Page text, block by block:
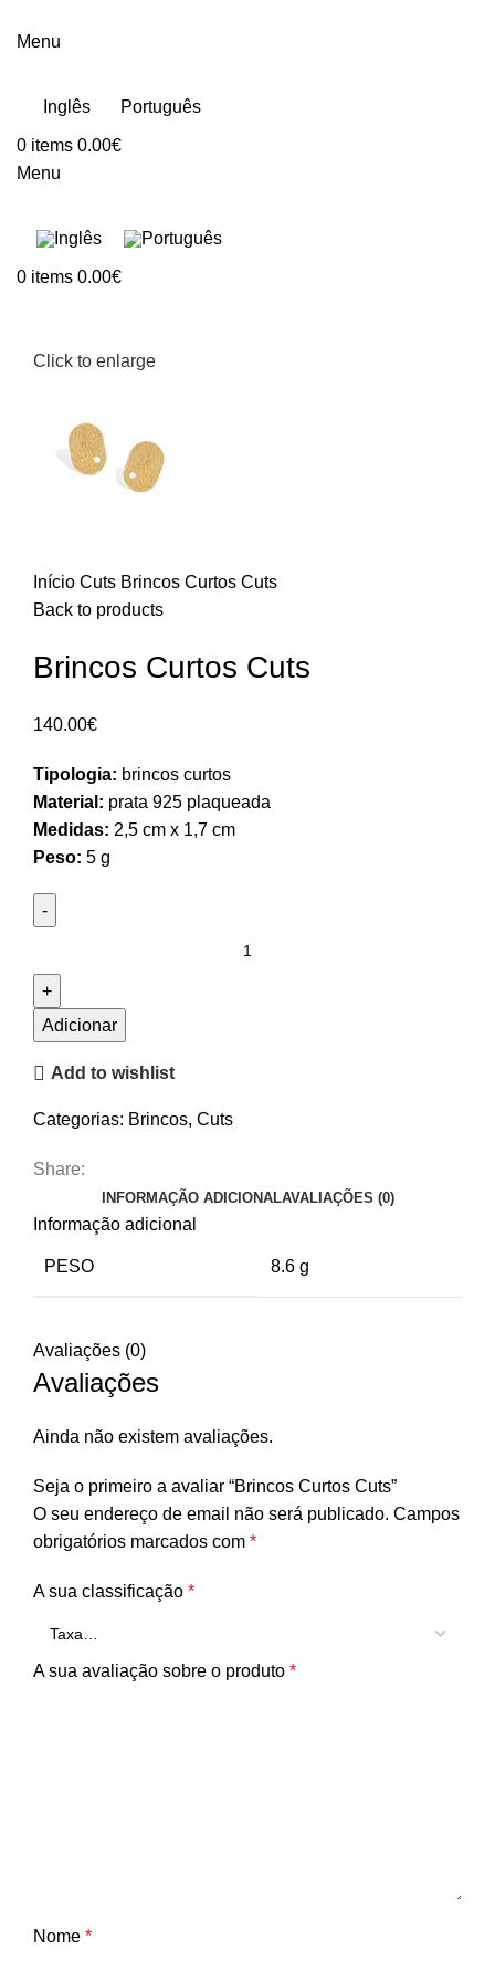
Menu
Inglês Português
0 items 0.00€
Menu
0 items 0.00€
Click to enlarge
Início Cuts Brincos Curtos Cuts
Back to products
Brincos Curtos Cuts
140.00€
Tipologia: brincos curtos
Material: prata 925 plaqueada
Medidas: 2,5 cm x 1,7 cm
Peso: 5 g
Brincos
Curtos
Adicionar
Add to wishlist
Categorias: Brincos, Cuts
Share:
INFORMAÇÃO ADICIONALAVALIAÇÕES (0)
Informação adicional
PESO 8.6 g
Avaliações (0)
Avaliações
Ainda não existem avaliações.
Seja o primeiro a avaliar “Brincos Curtos Cuts”
O seu endereço de email não será publicado. Campos
obrigatórios marcados com *
A sua classificação *
A sua avaliação sobre o produto *
Nome *